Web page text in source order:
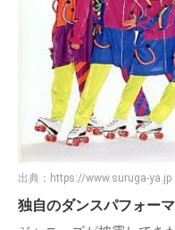
出典： https://www.suruga-ya.jp
独自のダンスパフォー